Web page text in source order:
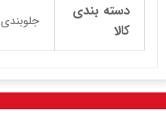
دسته بندی
کالا
جلوبندی